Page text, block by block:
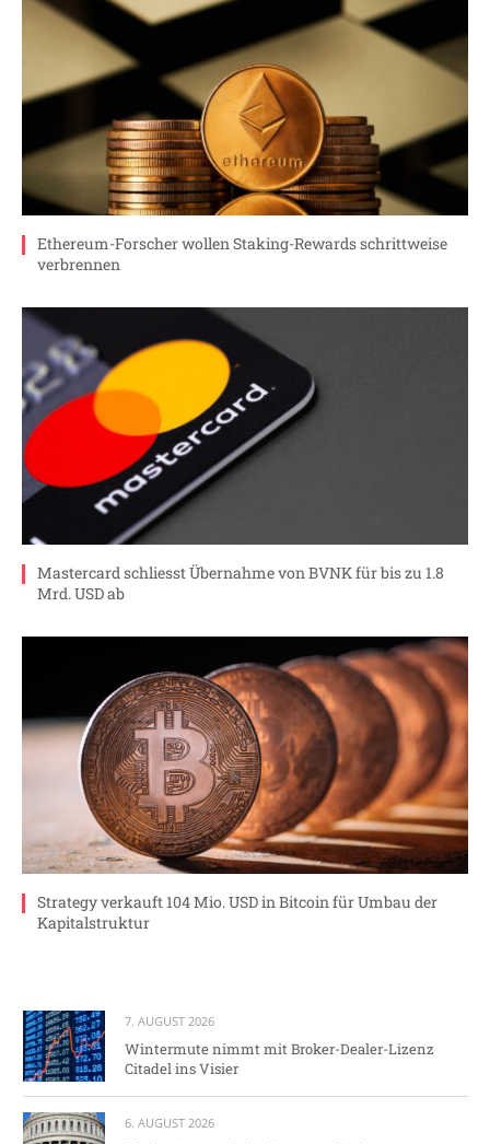
Ethereum-Forscher wollen Staking-Rewards schrittweise
verbrennen
Mastercard schliesst Übernahme von BVNK für bis zu 1.8
Mrd. USD ab
Strategy verkauft 104 Mio. USD in Bitcoin für Umbau der
Kapitalstruktur
7. AUGUST 2026
Wintermute nimmt mit Broker-Dealer-Lizenz
Citadel ins Visier
6. AUGUST 2026